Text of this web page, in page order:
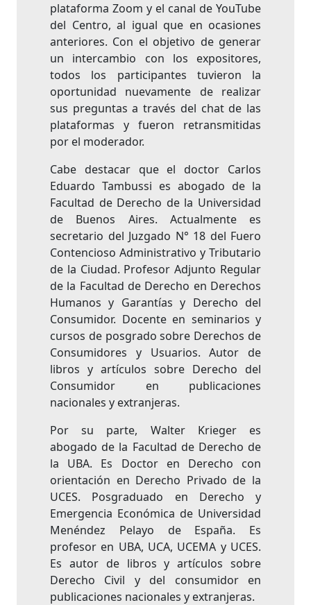
plataforma Zoom y el canal de YouTube
del Centro, al igual que en ocasiones
anteriores. Con el objetivo de generar
un intercambio con los expositores,
todos los participantes tuvieron la
oportunidad nuevamente de realizar
sus preguntas a través del chat de las
plataformas y fueron retransmitidas
por el moderador.
Cabe destacar que el doctor Carlos
Eduardo Tambussi es abogado de la
Facultad de Derecho de la Universidad
de Buenos Aires. Actualmente es
secretario del Juzgado N° 18 del Fuero
Contencioso Administrativo y Tributario
de la Ciudad. Profesor Adjunto Regular
de la Facultad de Derecho en Derechos
Humanos y Garantías y Derecho del
Consumidor. Docente en seminarios y
cursos de posgrado sobre Derechos de
Consumidores y Usuarios. Autor de
libros y artículos sobre Derecho del
Consumidor en publicaciones
nacionales y extranjeras.
Por su parte, Walter Krieger es
abogado de la Facultad de Derecho de
la UBA. Es Doctor en Derecho con
orientación en Derecho Privado de la
UCES. Posgraduado en Derecho y
Emergencia Económica de Universidad
Menéndez Pelayo de España. Es
profesor en UBA, UCA, UCEMA y UCES.
Es autor de libros y artículos sobre
Derecho Civil y del consumidor en
publicaciones nacionales y extranjeras.